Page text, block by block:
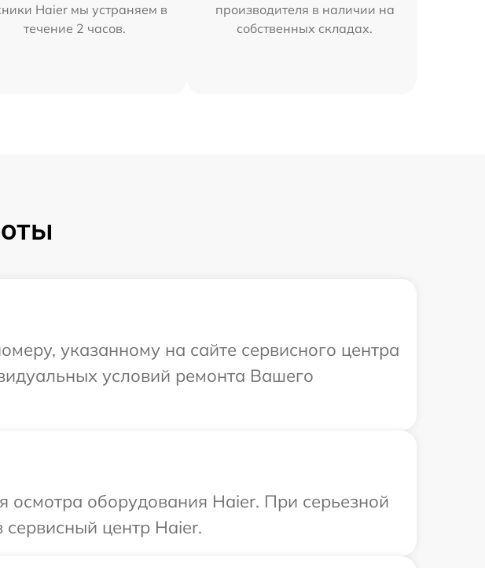
Haier мы устраняем в
течение 2 часов.
производителя в наличии на
собственных складах.
указанному на сайте сервисного центра
условий ремонта Вашего
оборудования Haier. При серьезной
сервисный центр Haier.